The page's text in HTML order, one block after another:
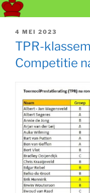
GEPLAATST
OP
4 MEI 2023
TPR-
Competitie